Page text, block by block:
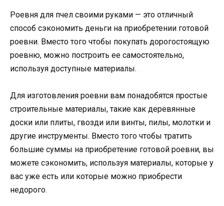
Роевня для пчел своими руками — это отличный
способ сэкономить деньги на приобретении готовой
роевни. Вместо того чтобы покупать дорогостоящую
роевню, можно построить ее самостоятельно,
используя доступные материалы.
Для изготовления роевни вам понадобятся простые
строительные материалы, такие как деревянные
доски или плиты, гвозди или винты, пилы, молотки и
другие инструменты. Вместо того чтобы тратить
большие суммы на приобретение готовой роевни, вы
можете сэкономить, используя материалы, которые у
вас уже есть или которые можно приобрести
недорого.